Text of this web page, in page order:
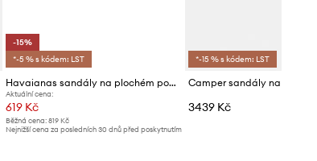
-15%
*-5 % s kódem: LST
Havaianas sandály na plochém podpatku dámské LUNA
Aktuální cena:
619 Kč
Běžná cena:819 Kč
Nejnižší cena za posledních 30 dnů před poskytnutím
*-15 % s kódem: LST
3439 Kč